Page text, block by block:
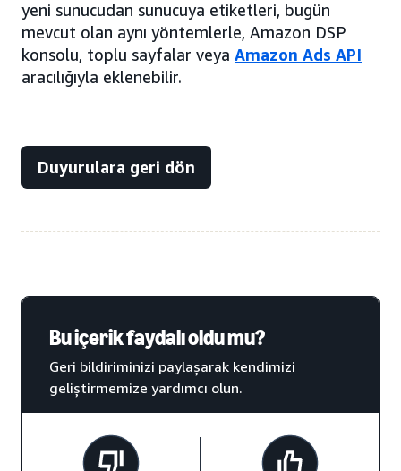
yeni sunucudan sunucuya etiketleri, bugün
mevcut olan aynı yöntemlerle, Amazon DSP
konsolu, toplu sayfalar veya Amazon Ads API
aracılığıyla eklenebilir.
Duyurulara geri dön
Bu içerik faydalı oldu mu?
Geri bildiriminizi paylaşarak kendimizi
geliştirmemize yardımcı olun.